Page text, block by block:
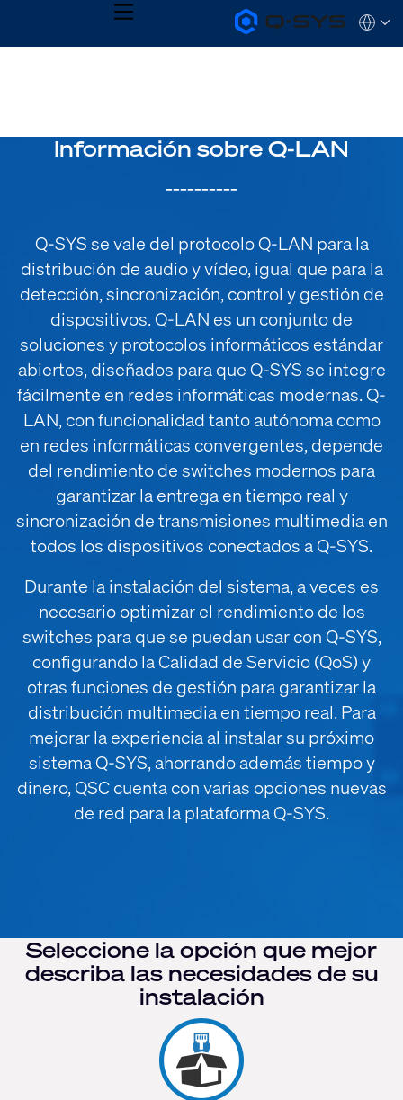
Q-
SYS
MENU
Français
日本語Información sobre Q-LAN
Q-SYS se vale del protocolo Q-LAN para la
distribución de audio y vídeo, igual que para la
detección, sincronización, control y gestión de
dispositivos. Q-LAN es un conjunto de
soluciones y protocolos informáticos estándar
abiertos, diseñados para que Q-SYS se integre
fácilmente en redes informáticas modernas. Q-
LAN, con funcionalidad tanto autónoma como
en redes informáticas convergentes, depende
del rendimiento de switches modernos para
garantizar la entrega en tiempo real y
sincronización de transmisiones multimedia en
todos los dispositivos conectados a Q-SYS.
Durante la instalación del sistema, a veces es
necesario optimizar el rendimiento de los
switches para que se puedan usar con Q-SYS,
configurando la Calidad de Servicio (QoS) y
otras funciones de gestión para garantizar la
distribución multimedia en tiempo real. Para
mejorar la experiencia al instalar su próximo
sistema Q-SYS, ahorrando además tiempo y
dinero, QSC cuenta con varias opciones nuevas
de red para la plataforma Q-SYS.
Seleccione la opción que mejor
describa las necesidades de su
instalación